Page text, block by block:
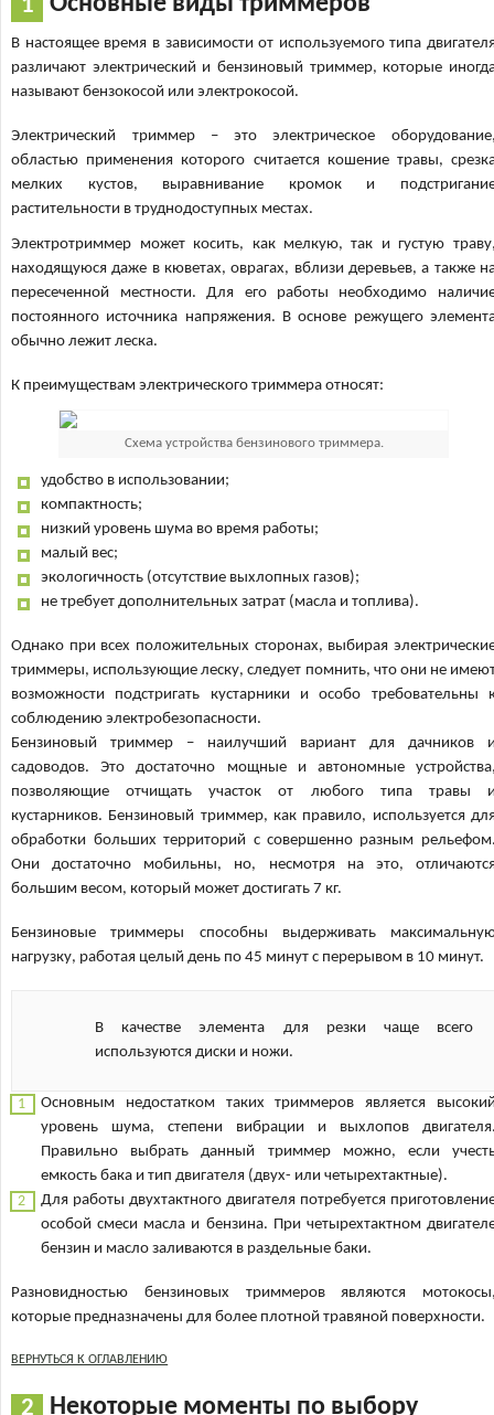
В настоящее время в зависимости от используемого типа
различают электрический и бензиновый триммер, которые
называют бензокосой или электрокосой.
Электрический триммер – это электрическое
областью применения которого считается кошение травы,
мелких кустов, выравнивание кромок и
растительности в труднодоступных местах.
Электротриммер может косить, как мелкую, так и густую
находящуюся даже в кюветах, оврагах, вблизи деревьев, а также
пересеченной местности. Для его работы необходимо
постоянного источника напряжения. В основе режущего
обычно лежит леска.
К преимуществам электрического триммера относят:
Схема устройства бензинового триммера.
удобство в использовании;
компактность;
низкий уровень шума во время работы;
малый вес;
экологичность (отсутствие выхлопных газов);
не требует дополнительных затрат (масла и топлива).
Однако при всех положительных сторонах, выбирая
триммеры, использующие леску, следует помнить, что они не
возможности подстригать кустарники и особо требовательны
соблюдению электробезопасности.
Бензиновый триммер – наилучший вариант для дачников
садоводов. Это достаточно мощные и автономные
позволяющие отчищать участок от любого типа травы
кустарников. Бензиновый триммер, как правило, используется
обработки больших территорий с совершенно разным
Они достаточно мобильны, но, несмотря на это,
большим весом, который может достигать 7 кг.
Бензиновые триммеры способны выдерживать
нагрузку, работая целый день по 45 минут с перерывом в 10 минут.
В качестве элемента для резки чаще всего
используются диски и ножи.
Основным недостатком таких триммеров является
уровень шума, степени вибрации и выхлопов
Правильно выбрать данный триммер можно, если
емкость бака и тип двигателя (двух- или четырехтактные).
Для работы двухтактного двигателя потребуется
особой смеси масла и бензина. При четырехтактном
бензин и масло заливаются в раздельные баки.
Разновидностью бензиновых триммеров являются
которые предназначены для более плотной травяной поверхности.
ВЕРНУТЬСЯ К ОГЛАВЛЕНИЮ
Некоторые моменты по выбору